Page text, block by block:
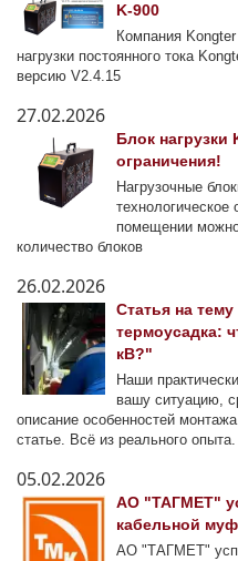
K-900
Компания
нагрузки постоянного тока
версию V2.4.15
27.02.2026
Блок нагрузки
ограничения!
Нагрузочные
помещении можно
количество блоков
26.02.2026
Статья на
термоусадка:
кВ?"
Наши
вашу ситуацию,
описание особенностей
статье. Всё из реального опыта.
05.02.2026
АО "ТАГМЕТ"
кабельной
АО "ТАГМЕТ"